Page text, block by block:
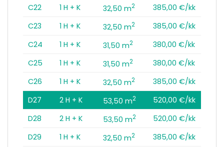
C22
1 H + K 32,50 m2
385,00 €/kk
C23
1 H + K 32,50 m2
385,00 €/kk
C24
1 H + K 31,50 m2
380,00 €/kk
C25
1 H + K 31,50 m2
380,00 €/kk
C26
1 H + K 32,50 m2
385,00 €/kk
D27
2 H + K 53,50 m2
520,00 €/kk
D28
2 H + K 53,50 m2
520,00 €/kk
D29
1 H + K 32,50 m2
385,00 €/kk